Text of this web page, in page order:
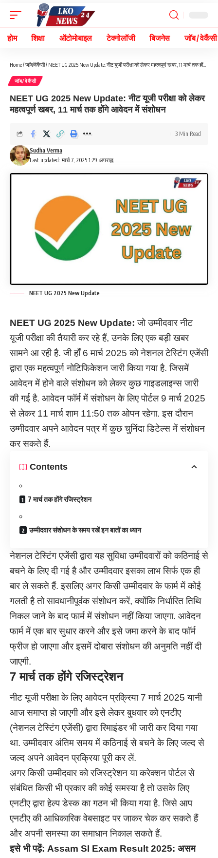
होम शिक्षा ऑटोमोबाइल टेक्नोलॉजी बिजनेस जॉब / वेकैंसी
Home/जॉब/वेकैंसी/ NEET UG 2025 New Update: नीट यूजी परीक्षा को लेकर महत्वपूर्ण खबर, 11 मार्च तक होंगे आवेदन में संशोधन
जॉब/वेकैंसी
NEET UG 2025 New Update: नीट यूजी परीक्षा को लेकर
महत्वपूर्ण खबर, 11 मार्च तक होंगे आवेदन में संशोधन
Last updated: मार्च 7, 2025 1:29 अपराह्न
Sudha Verma
3 Min Read
NEET UG 2025 New Update
NEET UG 2025 New Update: जो उम्मीदवार नीट
यूजी परीक्षा की तैयारी कर रहे हैं, उनके लिए एक बड़ी खबर
सामने आ रही है. जी हाँ 6 मार्च 2025 को नेशनल टेस्टिंग एजेंसी
द्वारा एक महत्वपूर्ण नोटिफिकेशन जारी किया गया है. जिसमें
आवेदन में होने वाले संशोधन को लेकर कुछ गाइडलाइन्स जारी
की गई है. आवेदन फॉर्म में संशोधन के लिए पोर्टल 9 मार्च 2025
से लेकर 11 मार्च शाम 11:50 तक ओपन रहेगा. इस दौरान
उम्मीदवार अपने आवेदन पत्र में कुछ चुनिंदा डिटेल्स में संशोधन
कर सकते हैं.
Contents
7 मार्च तक होंगे रजिस्ट्रेशन
उम्मीदवार संशोधन के समय रखें इन बातों का ध्यान
नेशनल टेस्टिंग एजेंसी द्वारा यह सुविधा उम्मीदवारों को कठिनाई से
बचने के लिए दी गई है और उम्मीदवार इसका लाभ सिर्फ एक ही
बार ले सकते हैं. इसलिए अगर किसी उम्मीदवार के फार्म में कोई
गलती है तो सावधानीपूर्वक संशोधन करें, क्योंकि निर्धारित तिथि
निकल जाने के बाद फार्म में संशोधन नहीं किया जाएगा. आवेदन
फार्म में एक बार सुधार करने और इसे जमा करने के बाद फॉर्म
फ्रीज हो जाएगा और इसमें दोबारा संशोधन की अनुमति नहीं दी
जाएगी.
7 मार्च तक होंगे रजिस्ट्रेशन
नीट यूजी परीक्षा के लिए आवेदन प्रक्रिया 7 मार्च 2025 यानी
आज समाप्त हो जाएगी और इसे लेकर बुधवार को एनटीए
(नेशनल टेस्टिंग एजेंसी) द्वारा रिमाइंडर भी जारी कर दिया गया
था. उम्मीदवार अंतिम समय में कठिनाई से बचने के लिए जल्द से
जल्द अपने आवेदन प्रक्रिया पूरी कर लें.
अगर किसी उम्मीदवार को रजिस्ट्रेशन या करेक्शन पोर्टल से
संबंधित किसी भी प्रकार की कोई समस्या है तो उसके लिए
एनटीए द्वारा हेल्प डेस्क का गठन भी किया गया है. जिसे आप
एनटीए की आधिकारिक वेबसाइट पर जाकर चेक कर सकते हैं
और अपनी समस्या का समाधान निकाल सकते हैं.
इसे भी पढ़ें: Assam SI Exam Result 2025: असम